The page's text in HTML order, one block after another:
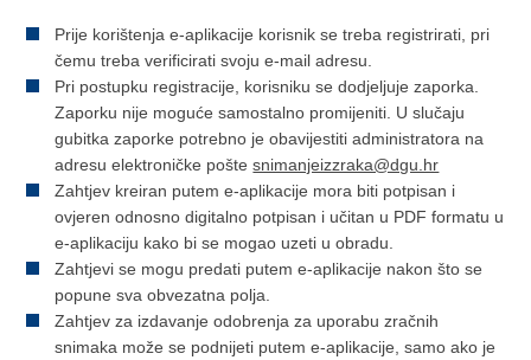
Prije korištenja e-aplikacije korisnik se treba registrirati, pri
čemu treba verificirati svoju e-mail adresu.
Pri postupku registracije, korisniku se dodjeljuje zaporka.
Zaporku nije moguće samostalno promijeniti. U slučaju
gubitka zaporke potrebno je obavijestiti administratora na
adresu elektroničke poštesnimanjeizzraka@dgu.hr
Zahtjev kreiran putem e-aplikacije mora biti potpisan i
ovjeren odnosno digitalno potpisan i učitan u PDF formatu u
e-aplikaciju kako bi se mogao uzeti u obradu.
Zahtjevi se mogu predati putem e-aplikacije nakon što se
popune sva obvezatna polja.
Zahtjev za izdavanje odobrenja za uporabu zračnih
snimaka može se podnijeti putem e-aplikacije, samo ako je